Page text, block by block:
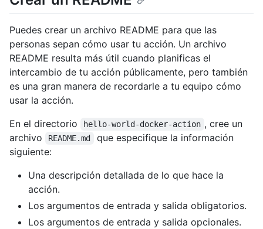
Puedes crear un archivo README para que las
personas sepan cómo usar tu acción. Un archivo
README resulta más útil cuando planificas el
intercambio de tu acción públicamente, pero también
es una gran manera de recordarle a tu equipo cómo
usar la acción.
En el directorio
hello-world-docker-action , cree un
archivo
README.md
que especifique la información
siguiente:
Una descripción detallada de lo que hace la
acción.
Los argumentos de entrada y salida obligatorios.
Los argumentos de entrada y salida opcionales.